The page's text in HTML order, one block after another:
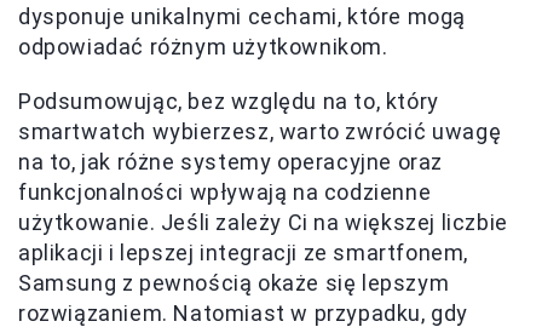
dysponuje unikalnymi cechami, które mogą
odpowiadać różnym użytkownikom.
Podsumowując, bez względu na to, który
smartwatch wybierzesz, warto zwrócić uwagę
na to, jak różne systemy operacyjne oraz
funkcjonalności wpływają na codzienne
użytkowanie. Jeśli zależy Ci na większej liczbie
aplikacji i lepszej integracji ze smartfonem,
Samsung z pewnością okaże się lepszym
rozwiązaniem. Natomiast w przypadku, gdy